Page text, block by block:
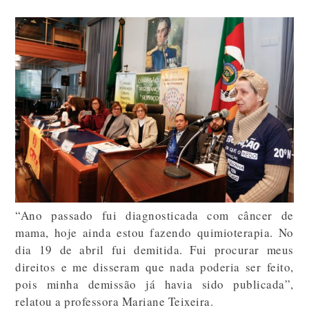
“Ano passado fui diagnosticada com câncer de
mama, hoje ainda estou fazendo quimioterapia. No
dia 19 de abril fui demitida. Fui procurar meus
direitos e me disseram que nada poderia ser feito,
pois minha demissão já havia sido publicada”,
relatou a professora Mariane Teixeira.